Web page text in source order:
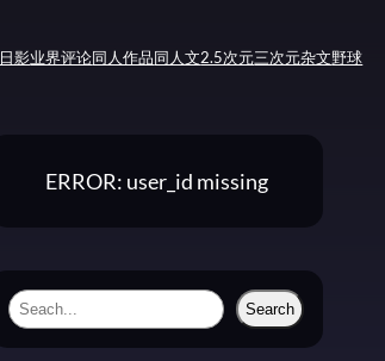
日影业界评论同人作品同人文2.5次元三次元杂文野球
ERROR: user_id missing
S
e
Search